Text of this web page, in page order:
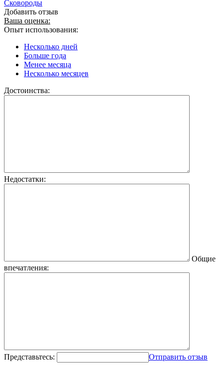
Сковороды
Добавить отзыв
Ваша оценка:
Опыт использования:
Несколько дней
Больше года
Менее месяца
Несколько месяцев
Достоинства:
Недостатки:
Общие
впечатления:
Представьтесь: Отправить отзыв